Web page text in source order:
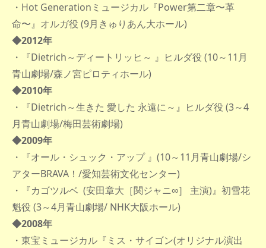
・Hot Generationミュージカル『Power第二章〜革
命〜』オルガ役 (9月きゅりあん大ホール)
◆2012年
・『Dietrich～ディートリッヒ～ 』ヒルダ役 (10～11月
青山劇場/森ノ宮ピロティホール)
◆2010年
・『Dietrich～生きた 愛した 永遠に～』ヒルダ役 (3～4
月青山劇場/梅田芸術劇場)
◆2009年
・『オール・シュック・アップ 』(10～11月青山劇場/シ
アターBRAVA！/愛知芸術文化センター)
・『カゴツルベ (安田章大［関ジャニ∞］ 主演)』初雪花
魁役 (3～4月青山劇場/ NHK大阪ホール)
◆2008年
・東宝ミュージカル『ミス・サイゴン(オリジナル演出